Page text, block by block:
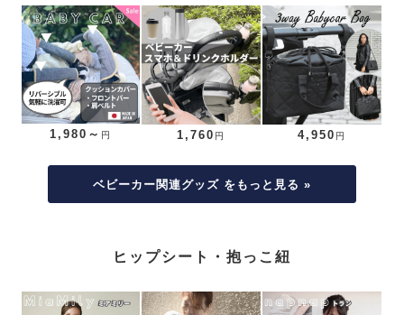
1,980～ 円 1,760 円 4,950 円
ベビーカー関連グッズ をもっと見る »
ヒップシート・抱っこ紐